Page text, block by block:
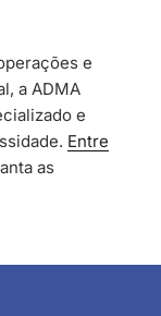
e
a ADMA
e
Entre
as